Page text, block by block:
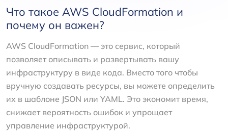
Что такое AWS CloudFormation и
почему он важен?
AWS CloudFormation — это сервис, который
позволяет описывать и развертывать вашу
инфраструктуру в виде кода. Вместо того чтобы
вручную создавать ресурсы, вы можете определить
их в шаблоне JSON или YAML. Это экономит время,
снижает вероятность ошибок и упрощает
управление инфраструктурой.